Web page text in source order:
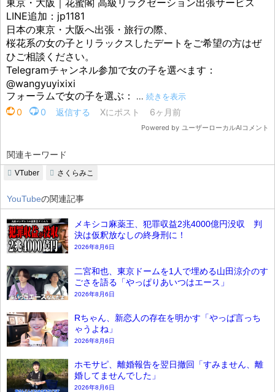
関連キーワード
VTuber さくらみこ
YouTubeの関連記事
メキシコ麻薬王、犯罪収益2兆4000億円没収 判
決は仮釈放なしの終身刑に！
2026年8月6日
二宮和也、東京ドームを1人で埋める山田涼介のす
ごさを語る「やっぱりあいつはエース」
2026年8月6日
Rちゃん、新恋人の存在を明かす「やっぱ言っち
ゃうよね」
2026年8月6日
ホモサピ、離婚報告を翌日撤回「すみません、離
婚してませんでした」
2026年8月6日